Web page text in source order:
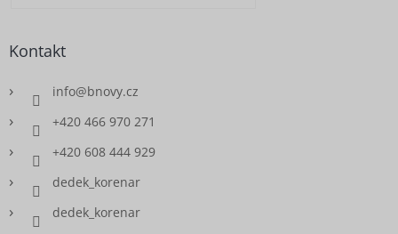
Kontakt
info@bnovy.cz
+420 466 970 271
+420 608 444 929
dedek_korenar
dedek_korenar